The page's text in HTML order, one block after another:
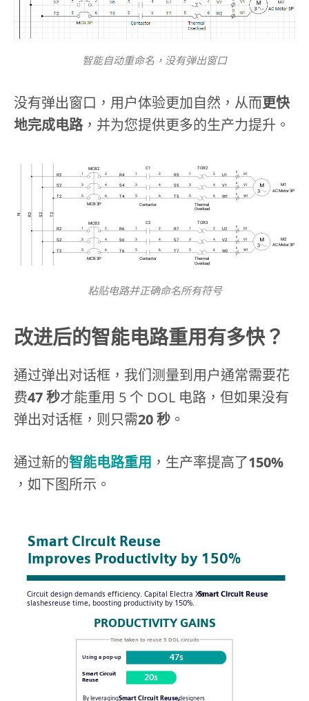
智能自动重命名，没有弹出窗口
没有弹出窗口，用户体验更加自然，从而更快
地完成电路，并为您提供更多的生产力提升。
粘贴电路并正确命名所有符号
改进后的智能电路重用有多快？
通过弹出对话框，我们测量到用户通常需要花
费47 秒才能重用 5 个 DOL 电路，但如果没有
弹出对话框，则只需20 秒 。
通过新的智能电路重用 ，生产率提高了150%
，如下图所示。